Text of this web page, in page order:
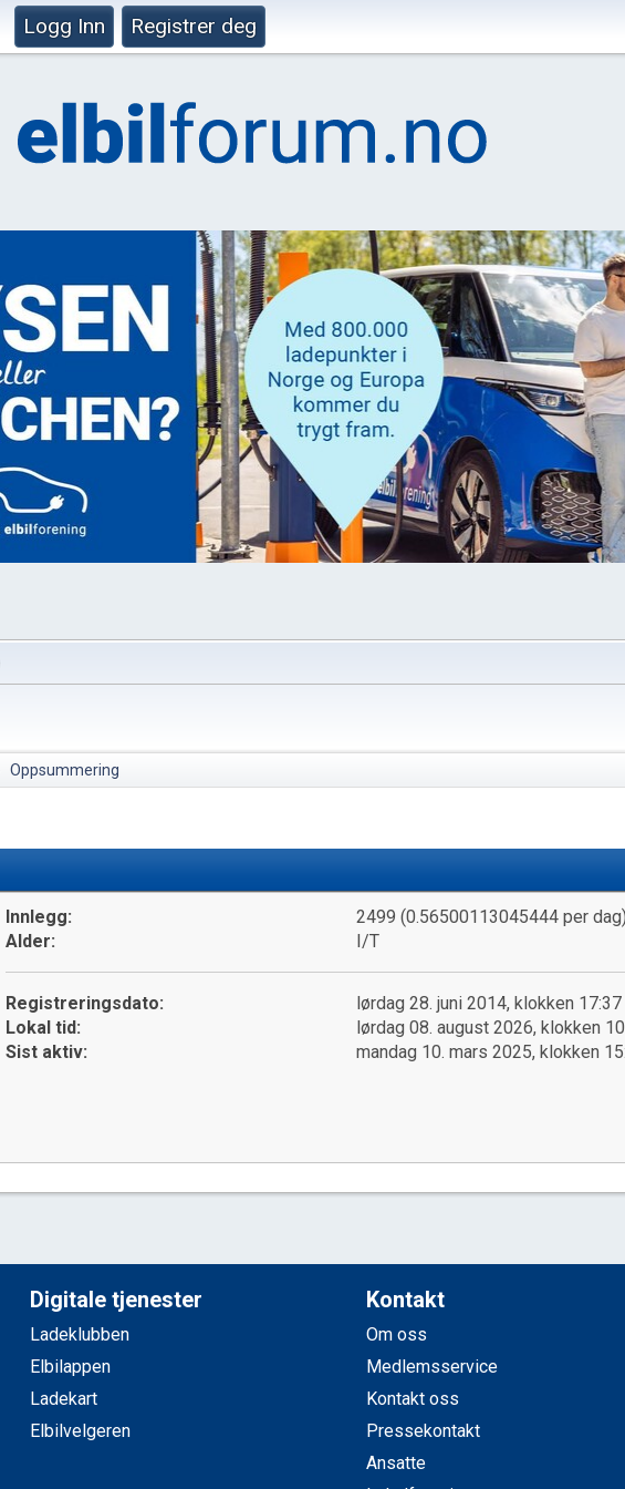
Logg Inn Registrer deg
Oppsummering
Innlegg:
2499 (0.56500113045444 per
Alder:
I/T
Registreringsdato:
lørdag 28. juni 2014, klokken 17:37
Lokal tid:
lørdag 08. august 2026, klokken
Sist aktiv:
mandag 10. mars 2025, klokken
Digitale tjenester
Ladeklubben
Elbilappen
Ladekart
Elbilvelgeren
Kontakt
Om oss
Medlemsservice
Kontakt oss
Pressekontakt
Ansatte